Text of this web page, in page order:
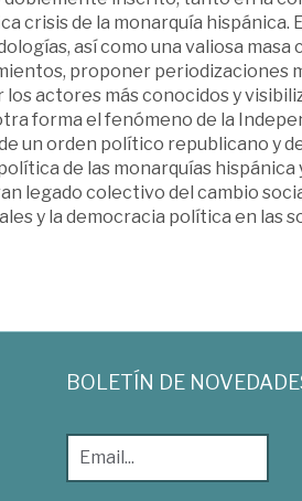
crisis de la monarquía
así como una valiosa
proponer periodizaciones
actores más conocidos y
forma el fenómeno de la
un orden político republicano y
de las monarquías hispánica
legado colectivo del cambio
y la democracia política en las
BOLETÍN DE